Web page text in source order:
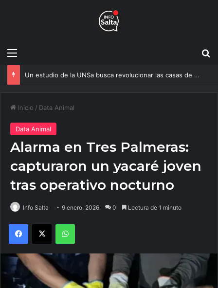
Menú
Un estudio de la UNSa busca revolucionar las casas de adobe y hacerlas más seguras
Inicio / Data Animal
Data Animal
Alarma en Tres Palmeras:
capturaron un yacaré joven
tras operativo nocturno
Info Salta 9 enero, 2026 0 Lectura de 1 minuto
Facebook
X WhatsApp